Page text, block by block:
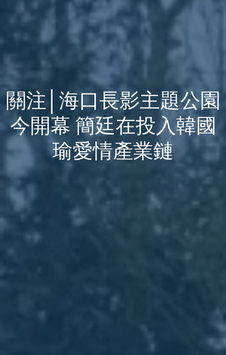
關注│海口長影主題公園
今開幕 簡廷在投入韓國
瑜愛情產業鏈